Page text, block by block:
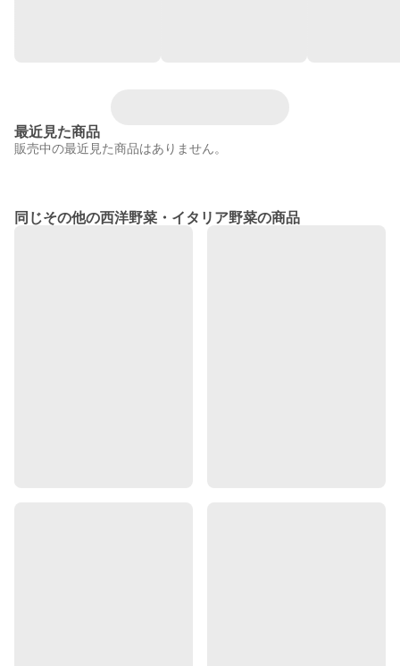
最近見た商品
販売中の最近見た商品はありません。
同じその他の西洋野菜・イタリア野菜の商品